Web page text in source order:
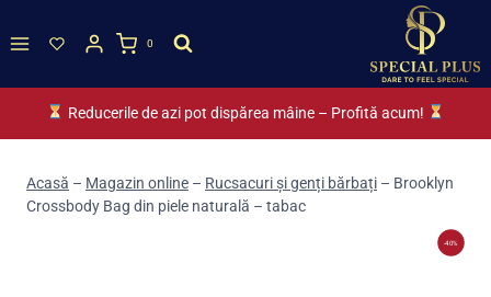
to
0
Reducerile de azi pot dispărea mâine – Profită acum!
Acasă – Magazin online – Rucsacuri și genți bărbați – Brooklyn
Crossbody Bag din piele naturală – tabac
-40%